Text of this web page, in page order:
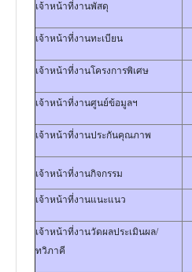
เจ้าหน้าที่งานพัสดุ
เจ้าหน้าที่งานทะเบียน
เจ้าหน้าที่งานโครงการพิเศษ
เจ้าหน้าที่งานศูนย์ข้อมูลฯ
เจ้าหน้าที่งานประกันคุณภาพ
เจ้าหน้าที่งานกิจกรรม
เจ้าหน้าที่งานแนะแนว
เจ้าหน้าที่งานวัดผลประเมินผล/
ทวิภาคี